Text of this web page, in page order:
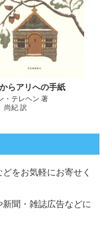
らアリへの手紙
・テレヘン 著
紀 訳
をお気軽にお寄せく
聞・雑誌広告などに